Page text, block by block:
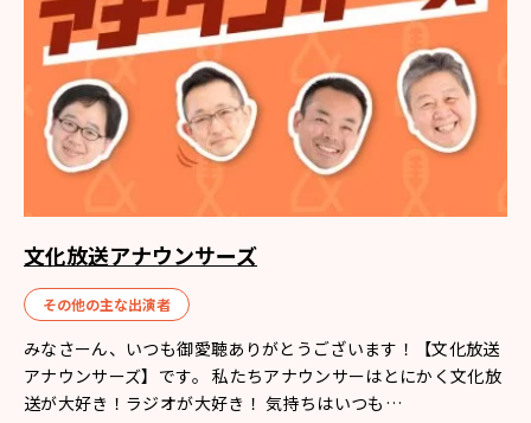
文化放送アナウンサーズ
その他の主な出演者
みなさーん、いつも御愛聴ありがとうございます！【文化放送
アナウンサーズ】です。 私たちアナウンサーはとにかく文化放
送が大好き！ラジオが大好き！ 気持ちはいつも…